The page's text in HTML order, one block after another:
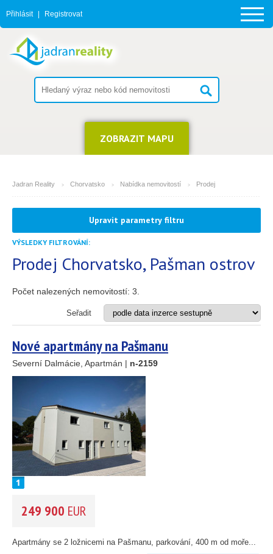
23
Přihlásit Registrovat
ZOBRAZIT MAPU
Jadran Reality Chorvatsko Nabídka nemovitostí Prodej
MĚSTO
Pašman ostrov
(můžete vybrat více položek)
Apartmán
Dům
Dům s apartmány
Investiční projekt
Stavební pozemek
VZDÁLENOST OD MOŘE DO(m)
OBLAST (můžete vybrat více položek)
Istrie (3)
(12)
Jižní Dalmácie
CENA(vyberte rozsah)
Upravit parametry filtru
VÝSLEDKY FILTROVÁNÍ:
Prodej Chorvatsko, Pašman ostrov
Počet nalezených nemovitostí: 3
Seřadit
Nové apartmány na Pašmanu
Severní Dalmácie, Apartmán | n-2159
249 900 EUR
Apartmány se 2 ložnicemi na Pašmanu, parkování, 400 m od moře...